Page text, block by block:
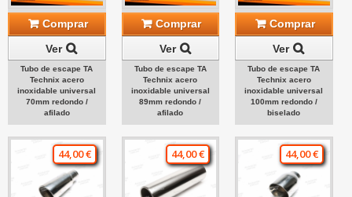
Comprar
Ver
Tubo de escape TA
Technix acero
inoxidable universal
70mm redondo /
afilado
Comprar
Ver
Tubo de escape TA
Technix acero
inoxidable universal
89mm redondo /
afilado
Comprar
Ver
Tubo de escape TA
Technix acero
inoxidable universal
100mm redondo /
biselado
44,00 € 44,00 € 44,00 €